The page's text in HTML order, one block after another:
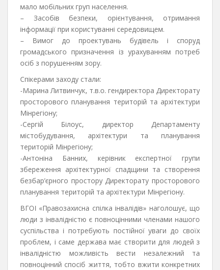
мало мобільних груп населення.
– Засобів безпеки, орієнтування, отримання
інформації при користуванні середовищем.
– Вимог до проектувань будівель і споруд
громадського призначення із урахуванням потреб
осіб з порушенням зору.
Спікерами заходу стали:
-Марина Литвинчук, т.в.о. гендиректора Директорату
просторового планування територій та архітектури
Мінрегіону;
-Сергій Білоус, директор Департаменту
містобудування, архітектури та планування
територій Мінрегіону;
-Антоніна Банних, керівник експертної групи
збереження архітектурної спадщини та створення
безбар’єрного простору Директорату просторового
планування територій та архітектури Мінрегіону.
ВГОІ «Правозахисна спілка інвалідів» наголошує, що
люди з інвалідністю є повноцінними членами нашого
суспільства і потребують постійної уваги до своїх
проблем, і саме держава має створити для людей з
інвалідністю можливість вести незалежний та
повноцінний спосіб життя, тобто вжити конкретних